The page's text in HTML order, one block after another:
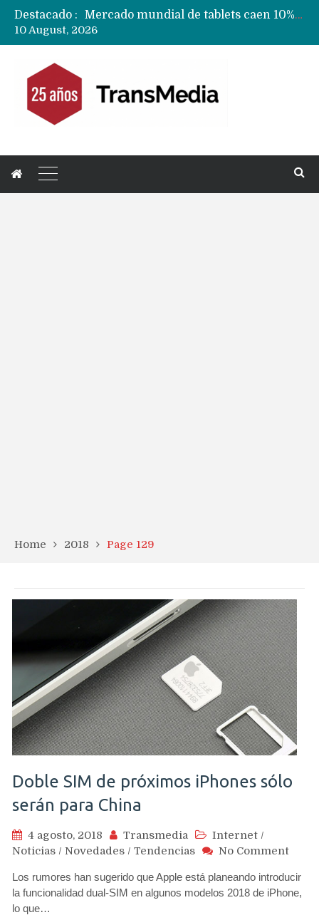
Destacado :
Apple podría subir los precios de sus iPhone 17 a nivel mundial este lunes
10 August, 2026
Home 2018 Page 129
Doble SIM de próximos iPhones sólo
serán para China
4 agosto, 2018 Transmedia Internet /
Noticias / Novedades / Tendencias No Commenton
SIM
de
Los rumores han sugerido que Apple está planeando introducir
la funcionalidad dual-SIM en algunos modelos 2018 de iPhone,
lo que…